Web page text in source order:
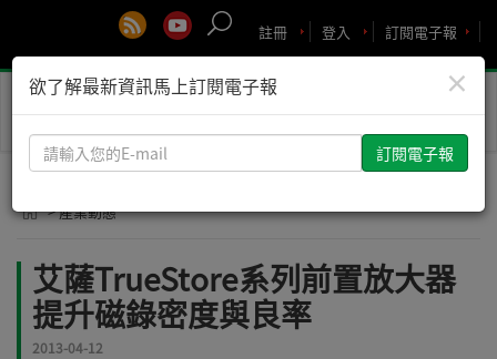
訂閱電子報
登入
註冊
Toggle
> 產業動態
艾薩TrueStore系列前置放大器
提升磁錄密度與良率
2013-04-12
×
欲了解最新資訊馬上訂閱電子報
請
輸
您
E-
mail